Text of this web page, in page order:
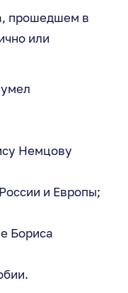
прошедшем в
или
Немцову
и Европы;
Бориса